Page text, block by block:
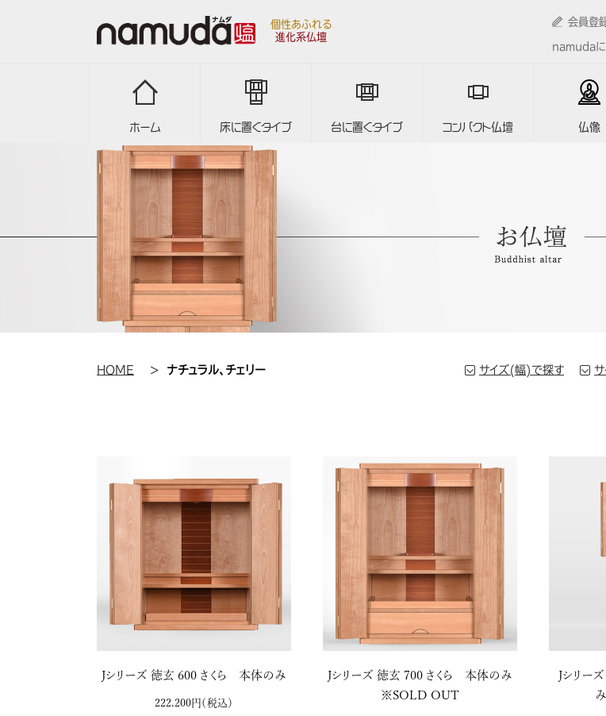
個性あふれる
進化系仏壇
会員登
namudaに
ホーム 床に置くタイプ 台に置くタイプ コンパクト仏壇 仏像
HOME ナチュラル、チェリー サイズ(幅)で探す
45～50cm未満
Jシリーズ 徳玄 600 さくら 本体のみ
222,200円（税込）
Jシリーズ 徳玄 700 さくら 本体のみ
※SOLD OUT
Jシリー